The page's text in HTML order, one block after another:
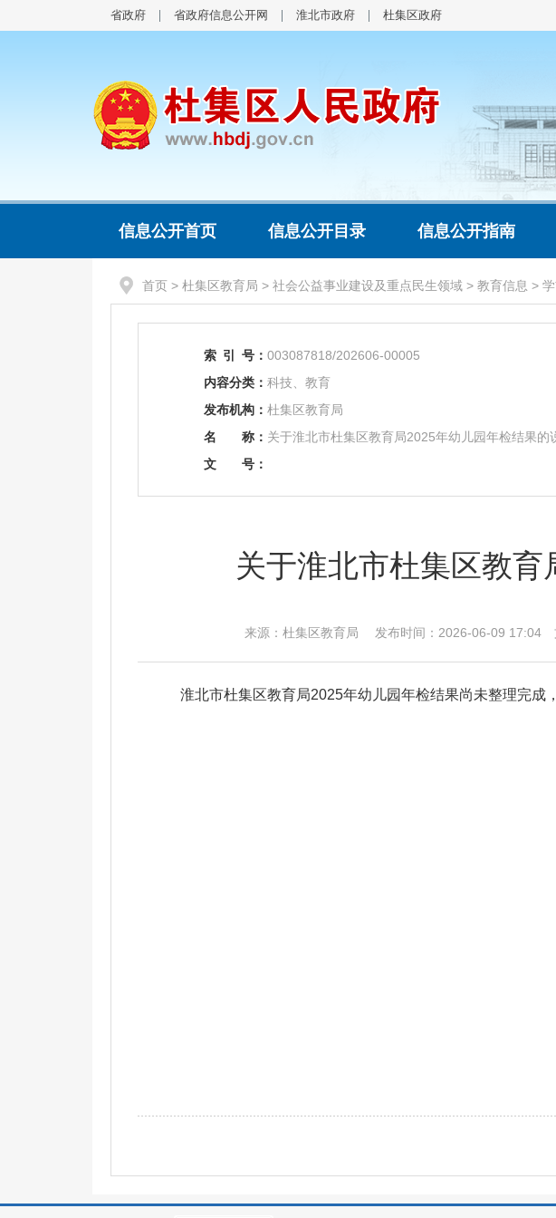
省政府 省政府信息公开网 淮北市政府 杜集区政府
信息公开首页 信息公开目录 信息公开指南
首页 > 杜集区教育局 > 社会公益事业建设及重点民生领域 > 教育信息 >
索 引 号： 003087818/202606-00005
内容分类： 科技、教育
发布机构： 杜集区教育局
名
称： 关于淮北市杜集区教育局2025年幼儿园年检结果的
文
号：
关于淮北市杜集区教
来源：杜集区教育局 发布时间：2026-06-09 17:04
淮北市杜集区教育局2025年幼儿园年检结果尚未整理完成